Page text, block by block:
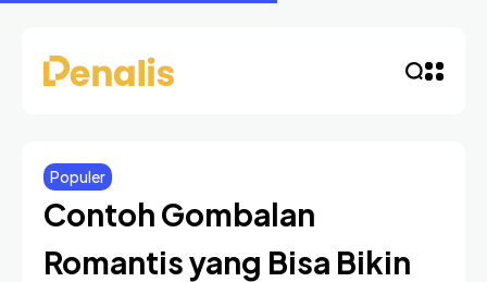
Populer
Contoh Gombalan
Romantis yang Bisa Bikin